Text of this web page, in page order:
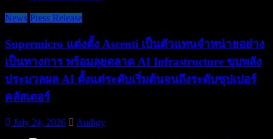
News Press Release
Supermicro แต่งตั้ง Ascenti เป็นตัวแทนจำหน่ายอย่าง
เป็นทางการ พร้อมลุยตลาด AI Infrastructure ขุมพลัง
ประมวลผล AI ตั้งแต่ระดับเริ่มต้นจนถึงระดับซุปเปอร์
คลัสเตอร์
July 24, 2026 Audigy